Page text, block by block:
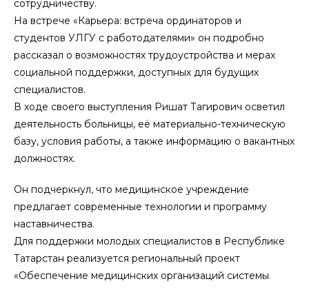
сотрудничеству.
На встрече «Карьера: встреча ординаторов и
студентов УЛГУ с работодателями» он подробно
рассказал о возможностях трудоустройства и мерах
социальной поддержки, доступных для будущих
специалистов.
В ходе своего выступления Ришат Тагирович осветил
деятельность больницы, её материально-техническую
базу, условия работы, а также информацию о вакантных
должностях.
Он подчеркнул, что медицинское учреждение
предлагает современные технологии и программу
наставничества.
Для поддержки молодых специалистов в Республике
Татарстан реализуется региональный проект
«Обеспечение медицинских организаций системы